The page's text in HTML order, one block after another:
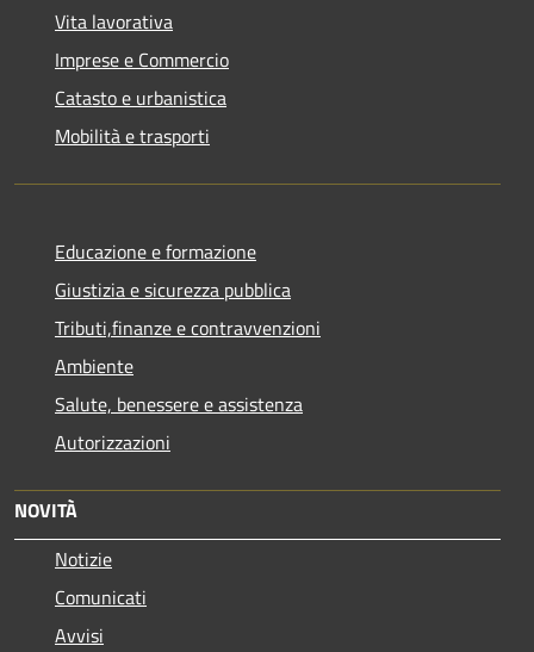
Vita lavorativa
Imprese e Commercio
Catasto e urbanistica
Mobilità e trasporti
Educazione e formazione
Giustizia e sicurezza pubblica
Tributi,finanze e contravvenzioni
Ambiente
Salute, benessere e assistenza
Autorizzazioni
NOVITÀ
Notizie
Comunicati
Avvisi